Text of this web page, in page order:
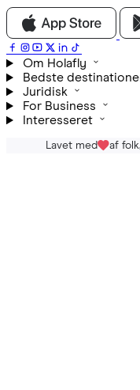
Om Holafly
Bedste
Juridisk
For Business
Interesseret
Lavet med af